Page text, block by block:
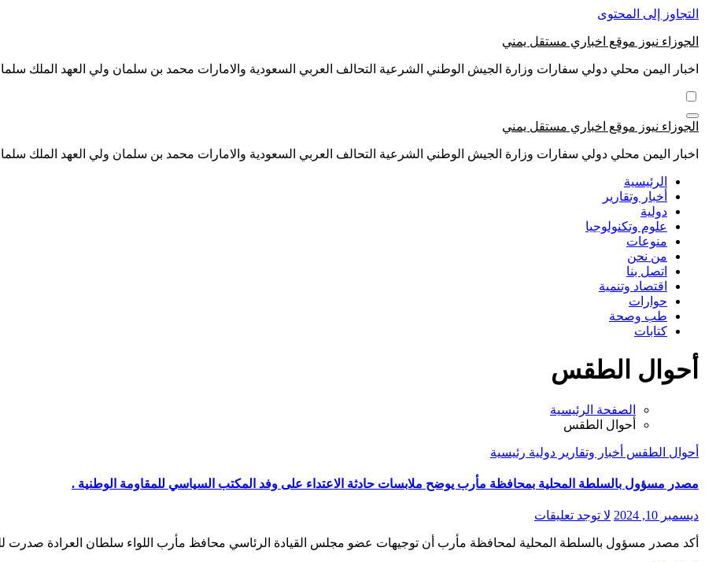
التجاوز إلى المحتوى
الجوزاء نيوز موقع اخباري مستقل يمني
اخبار اليمن محلي دولي سفارات وزارة الجيش الوطني الشرعية التحالف العربي السعودية والامارات محمد بن سلمان ولي العهد الملك
الجوزاء نيوز موقع اخباري مستقل يمني
اخبار اليمن محلي دولي سفارات وزارة الجيش الوطني الشرعية التحالف العربي السعودية والامارات محمد بن سلمان ولي العهد الملك
الرئيسية
أخبار وتقارير
دولية
علوم وتكنولوجيا
منوعات
من نحن
اتصل بنا
اقتصاد وتنمية
حوارات
طب وصحة
كتابات
أحوال الطقس
الصفحة الرئيسية
أحوال الطقس
أحوال الطقس أخبار وتقارير دولية رئيسية
مصدر مسؤول بالسلطة المحلية بمحافظة مأرب يوضح ملابسات حادثة الاعتداء على وفد المكتب السياسي للمقاومة الوطنية .
ديسمبر 10, 2024 لا توجد تعليقات
أكد مصدر مسؤول بالسلطة المحلية لمحافظة مأرب أن توجيهات عضو مجلس القيادة الرئاسي محافظ مأرب اللواء سلطان العرادة صدرت